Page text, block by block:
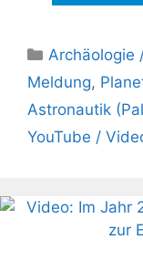
Kategorien
Archäologie
Meldung,
Astronautik
YouTube /